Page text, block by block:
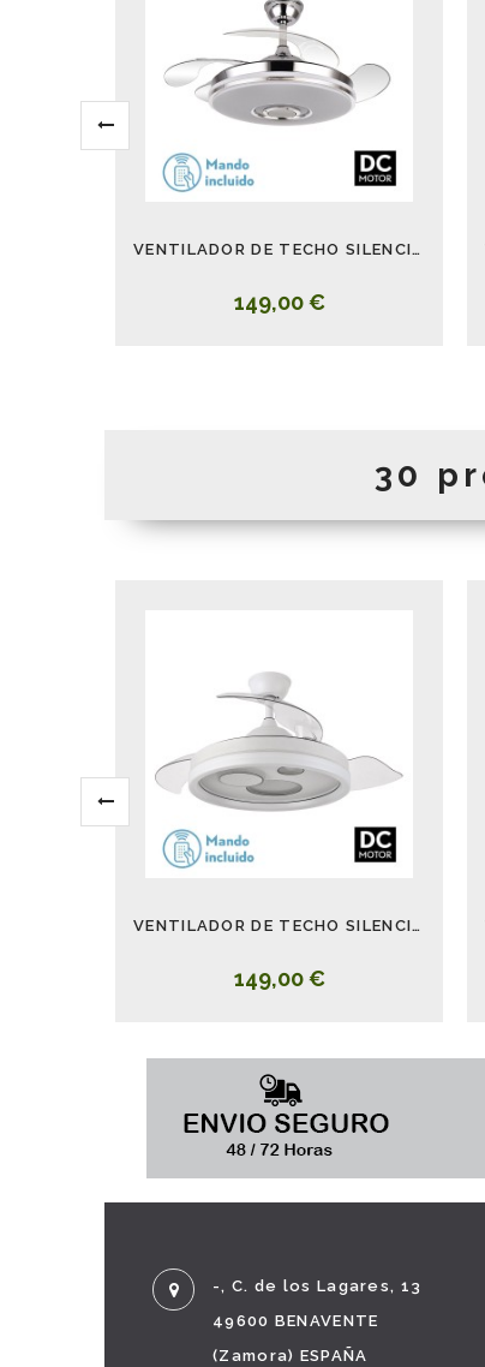
VENTILADOR DE TECHO SILENCIOSO NOTO 72 W ALTAVOZ Y LUCES DE COLORES
149,00 €
30
VENTILADOR DE TECHO SILENCIOSO CON LUZ BLANCO TURIA
149,00 €
-, C. de los Lagares, 13
49600 BENAVENTE
(Zamora) ESPAÑA